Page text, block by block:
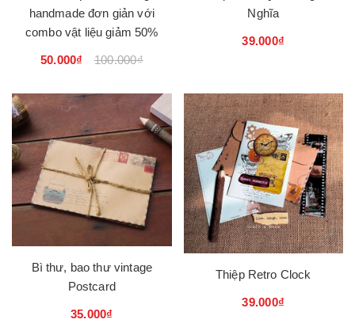
handmade đơn giản với
combo vật liệu giảm 50%
50.000₫ 100.000₫
Nghĩa
39.000₫
Bì thư, bao thư vintage
Postcard
35.000₫
Thiệp Retro Clock
39.000₫